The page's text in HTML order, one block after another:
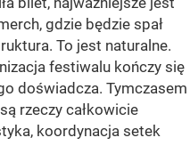
gdzie będzie spał
To jest naturalne.
festiwalu kończy się
doświadcza. Tymczasem
rzeczy całkowicie
koordynacja setek